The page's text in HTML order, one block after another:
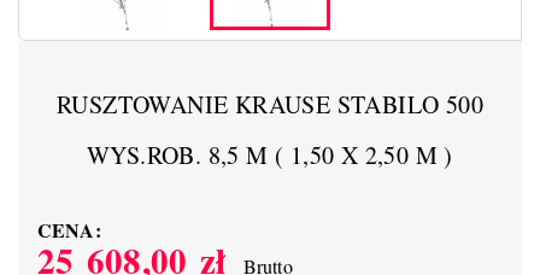
RUSZTOWANIE KRAUSE STABILO 500
WYS.ROB. 8,5 M ( 1,50 X 2,50 M )
CENA:
25 608,00 zł Brutto